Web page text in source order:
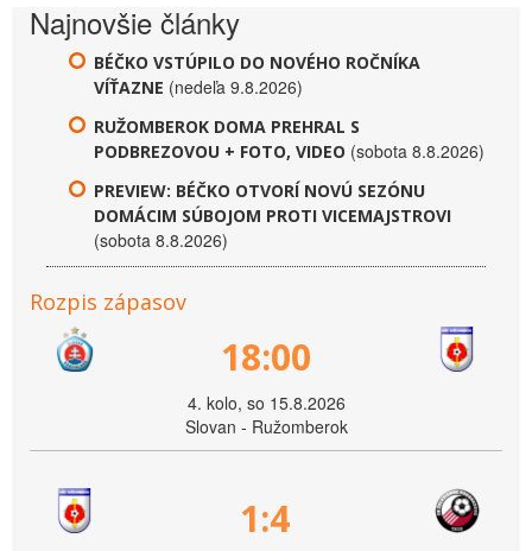
Najnovšie články
BÉČKO VSTÚPILO DO NOVÉHO ROČNÍKA
VÍŤAZNE (nedeľa 9.8.2026)
RUŽOMBEROK DOMA PREHRAL S
PODBREZOVOU + FOTO, VIDEO (sobota 8.8.2026)
PREVIEW: BÉČKO OTVORÍ NOVÚ SEZÓNU
DOMÁCIM SÚBOJOM PROTI VICEMAJSTROVI
(sobota 8.8.2026)
Rozpis zápasov
18:00
4. kolo, so 15.8.2026
Slovan - Ružomberok
1:4